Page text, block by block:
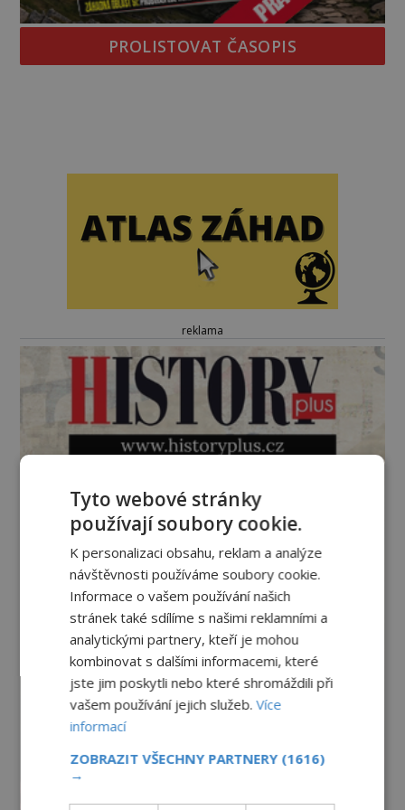
PROLISTOVAT ČASOPIS
reklama
Tyto webové stránky
používají soubory cookie.
K personalizaci obsahu, reklam a analýze
návštěvnosti používáme soubory cookie.
Informace o vašem používání našich
stránek také sdílíme s našimi reklamními a
analytickými partnery, kteří je mohou
kombinovat s dalšími informacemi, které
jste jim poskytli nebo které shromáždili při
vašem používání jejich služeb.Více
informací
ZOBRAZIT VŠECHNY PARTNERY (1616)
→